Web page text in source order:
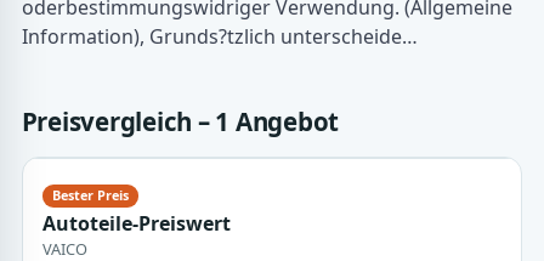
oderbestimmungswidriger Verwendung. (Allgemeine
Information), Grunds?tzlich unterscheide…
Preisvergleich – 1 Angebot
Autoteile-Preiswert
VAICO